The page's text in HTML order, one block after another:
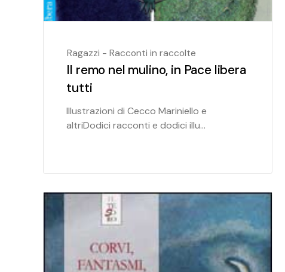
Ragazzi - Racconti in raccolte
Il remo nel mulino, in Pace libera
tutti
Illustrazioni di Cecco Mariniello e
altriDodici racconti e dodici illu...